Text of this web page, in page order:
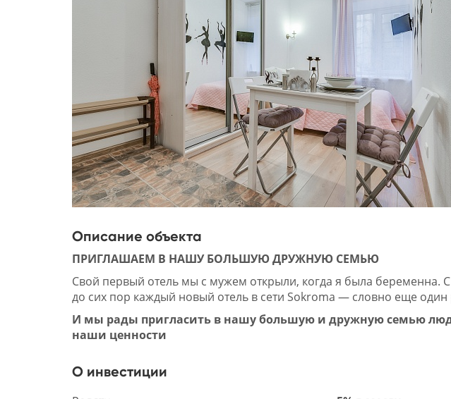
Описание объекта
ПРИГЛАШАЕМ В НАШУ БОЛЬШУЮ ДРУЖНУЮ СЕМЬЮ
Свой первый отель мы с мужем открыли, когда я была беременна.
до сих пор каждый новый отель в сети Sokroma — словно еще
И мы рады пригласить в нашу большую и дружную семью
наши ценности
О инвестиции